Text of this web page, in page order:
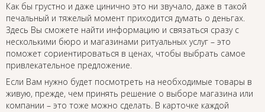
Как бы грустно и даже цинично это ни звучало, даже в такой
печальный и тяжелый момент приходится думать о деньгах.
Здесь Вы сможете найти информацию и связаться сразу с
несколькими бюро и магазинами ритуальных услуг – это
поможет сориентироваться в ценах, чтобы выбрать самое
привлекательное предложение.
Если Вам нужно будет посмотреть на необходимые товары в
живую, прежде, чем принять решение о выборе магазина или
компании – это тоже можно сделать. В карточке каждой